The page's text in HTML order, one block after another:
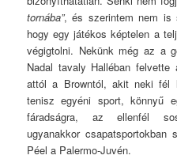
tornába”, és szerintem nem is
hogy egy játékos képtelen a
végigtolni. Nekünk még az a
Nadal tavaly Halléban
attól a Browntól, akit neki fél
tenisz egyéni sport, könnyű
fáradságra, az ellenfél
ugyanakkor
Péel a Palermo-Juvén.